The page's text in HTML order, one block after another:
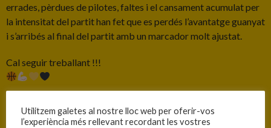
errades, pèrdues de pilotes, faltes i el cansament acumulat per
la intensitat del partit han fet que es perdés l’avantatge guanyat
i s’arribés al final del partit amb un marcador molt ajustat.
Cal seguir treballant !!!
Utilitzem galetes al nostre lloc web per oferir-vos
l’experiència més rellevant recordant les vostres